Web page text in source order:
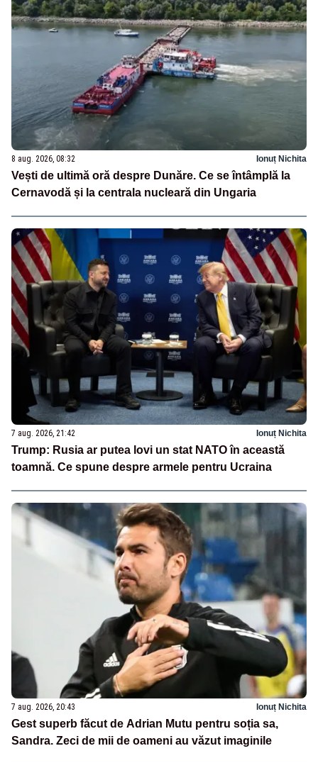
8 aug. 2026, 08:32 Ionuț Nichita
Vești de ultimă oră despre Dunăre. Ce se întâmplă la
Cernavodă și la centrala nucleară din Ungaria
7 aug. 2026, 21:42 Ionuț Nichita
Trump: Rusia ar putea lovi un stat NATO în această
toamnă. Ce spune despre armele pentru Ucraina
7 aug. 2026, 20:43 Ionuț Nichita
Gest superb făcut de Adrian Mutu pentru soția sa,
Sandra. Zeci de mii de oameni au văzut imaginile